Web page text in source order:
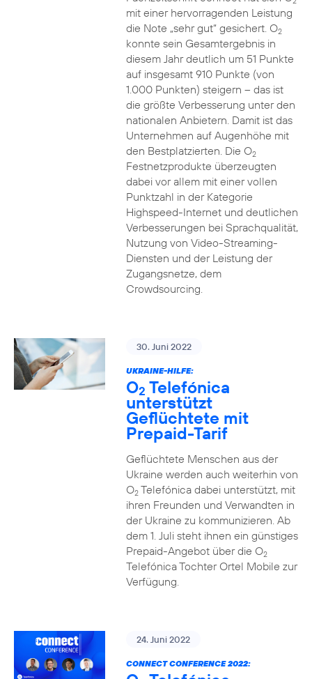
mit einer hervorragenden Leistung
die Note „sehr gut“ gesichert. O2
konnte sein Gesamtergebnis in
diesem Jahr deutlich um 51 Punkte
auf insgesamt 910 Punkte (von
1.000 Punkten) steigern – das ist
die größte Verbesserung unter den
nationalen Anbietern. Damit ist das
Unternehmen auf Augenhöhe mit
den Bestplatzierten. Die O2
Festnetzprodukte überzeugten
dabei vor allem mit einer vollen
Punktzahl in der Kategorie
Highspeed-Internet und deutlichen
Verbesserungen bei Sprachqualität,
Nutzung von Video-Streaming-
Diensten und der Leistung der
Zugangsnetze, dem
Crowdsourcing.
30. Juni 2022
UKRAINE-HILFE:
O2 Telefónica
unterstützt
Geflüchtete mit
Prepaid-Tarif
Geflüchtete Menschen aus der
Ukraine werden auch weiterhin von
O2Telefónica dabei unterstützt, mit
ihren Freunden und Verwandten in
der Ukraine zu kommunizieren. Ab
dem 1. Juli steht ihnen ein günstiges
Prepaid-Angebot über die O2
Telefónica Tochter Ortel Mobile zur
Verfügung.
24. Juni 2022
CONNECT CONFERENCE 2022: